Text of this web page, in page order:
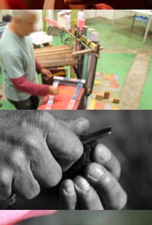
CONTOS SONOROS
projeto de Ricardo Botter Maio sobre
com instrumentos de material
reciclável. Saiba mais
aqui
AGROECOLÓGICOS
e planejamento de atividades do
Projeto do
PTECA-ESALQ-USP
e Fernanda Morais. Saiba mais